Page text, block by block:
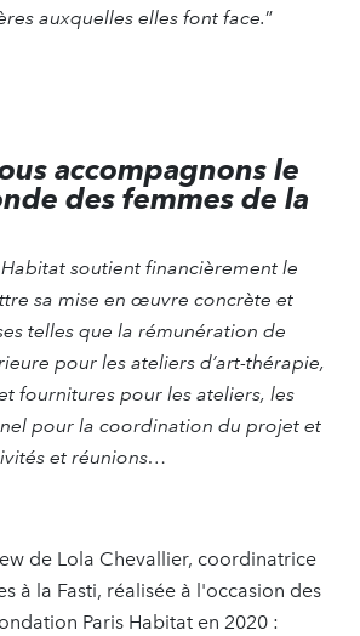
auxquelles elles font face.”
accompagnons le
des femmes de la
soutient financièrement le
sa mise en œuvre concrète et
telles que la rémunération de
pour les ateliers d’art-thérapie,
fournitures pour les ateliers, les
pour la coordination du projet et
et réunions…
de Lola Chevallier, coordinatrice
à la Fasti, réalisée à l'occasion des
Paris Habitat en 2020 :